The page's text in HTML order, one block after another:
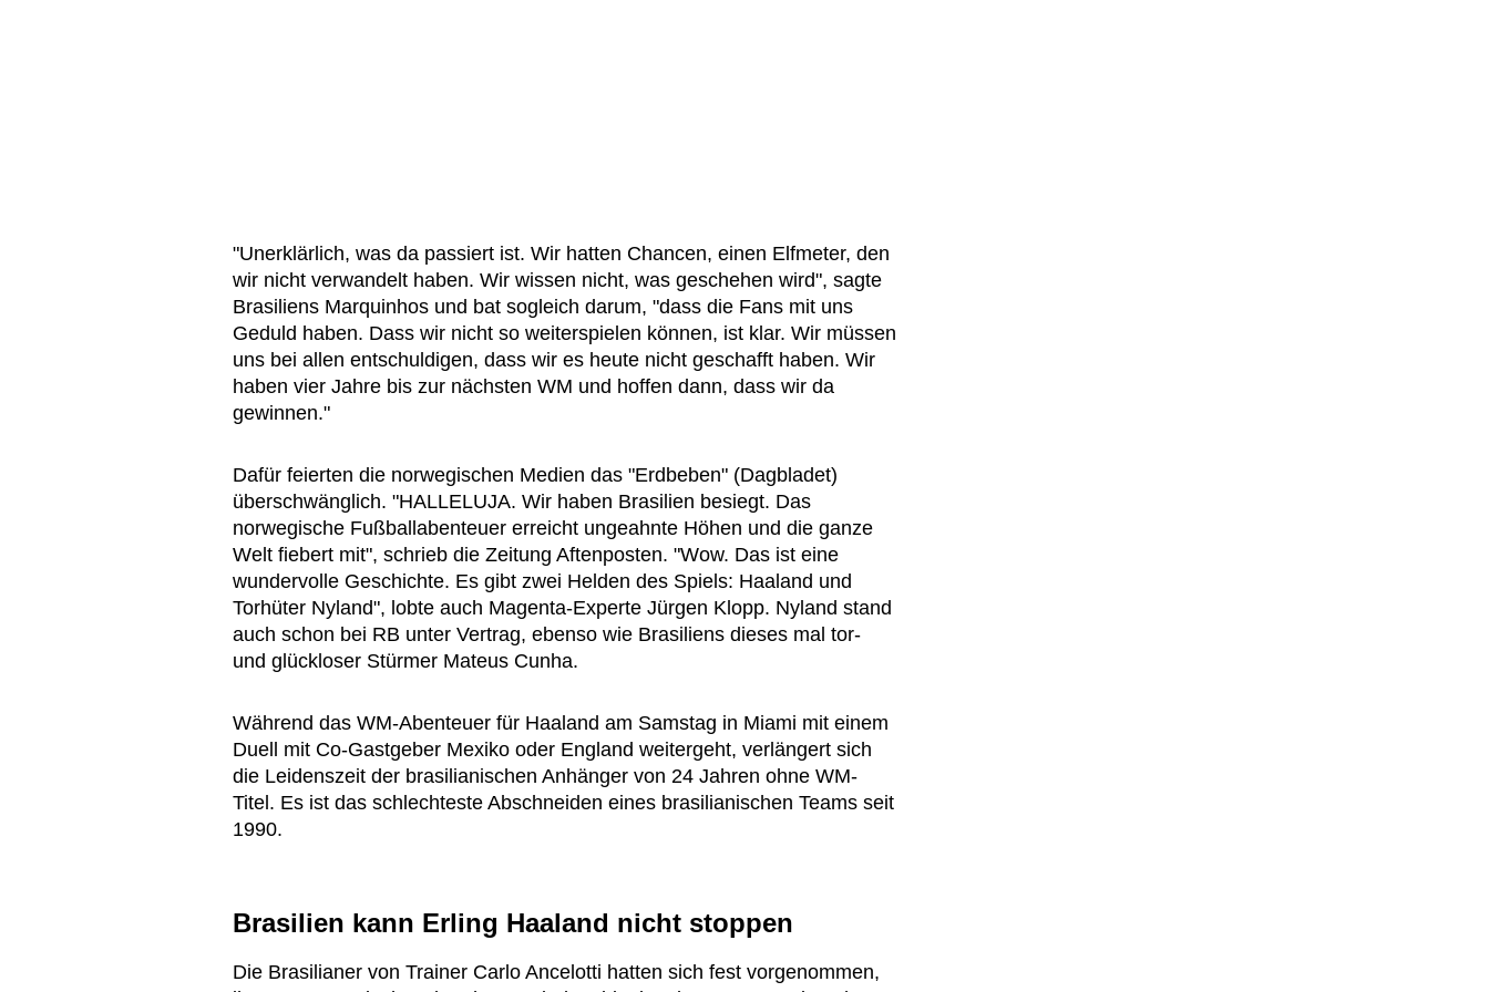
"Unerklärlich, was da passiert ist. Wir hatten Chancen, einen Elfmeter, den
wir nicht verwandelt haben. Wir wissen nicht, was geschehen wird", sagte
Brasiliens Marquinhos und bat sogleich darum, "dass die Fans mit uns
Geduld haben. Dass wir nicht so weiterspielen können, ist klar. Wir müssen
uns bei allen entschuldigen, dass wir es heute nicht geschafft haben. Wir
haben vier Jahre bis zur nächsten WM und hoffen dann, dass wir da
gewinnen."
Dafür feierten die norwegischen Medien das "Erdbeben" (Dagbladet)
überschwänglich. "HALLELUJA. Wir haben Brasilien besiegt. Das
norwegische Fußballabenteuer erreicht ungeahnte Höhen und die ganze
Welt fiebert mit", schrieb die Zeitung Aftenposten. "Wow. Das ist eine
wundervolle Geschichte. Es gibt zwei Helden des Spiels: Haaland und
Torhüter Nyland", lobte auch Magenta-Experte Jürgen Klopp. Nyland stand
auch schon bei RB unter Vertrag, ebenso wie Brasiliens dieses mal tor-
und glückloser Stürmer Mateus Cunha.
Während das WM-Abenteuer für Haaland am Samstag in Miami mit einem
Duell mit Co-Gastgeber Mexiko oder England weitergeht, verlängert sich
die Leidenszeit der brasilianischen Anhänger von 24 Jahren ohne WM-
Titel. Es ist das schlechteste Abschneiden eines brasilianischen Teams seit
1990.
Brasilien kann Erling Haaland nicht stoppen
Die Brasilianer von Trainer Carlo Ancelotti hatten sich fest vorgenommen,